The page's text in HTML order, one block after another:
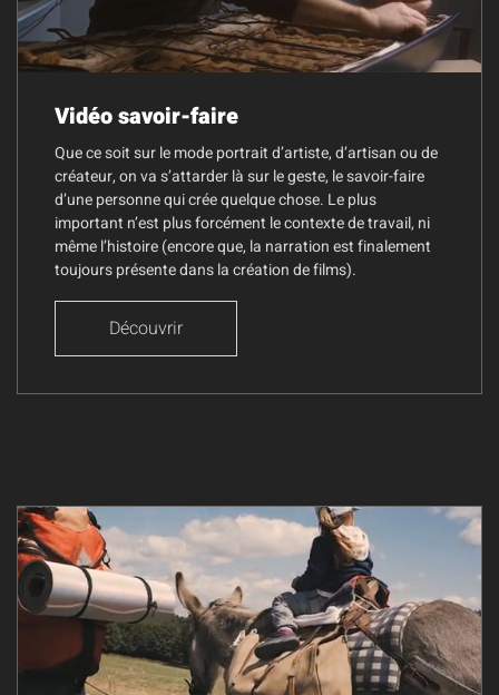
Vidéo savoir-faire
Que ce soit sur le mode portrait d’artiste, d’artisan ou de
créateur, on va s’attarder là sur le geste, le savoir-faire
d’une personne qui crée quelque chose. Le plus
important n’est plus forcément le contexte de travail, ni
même l’histoire (encore que, la narration est finalement
toujours présente dans la création de films).
Découvrir